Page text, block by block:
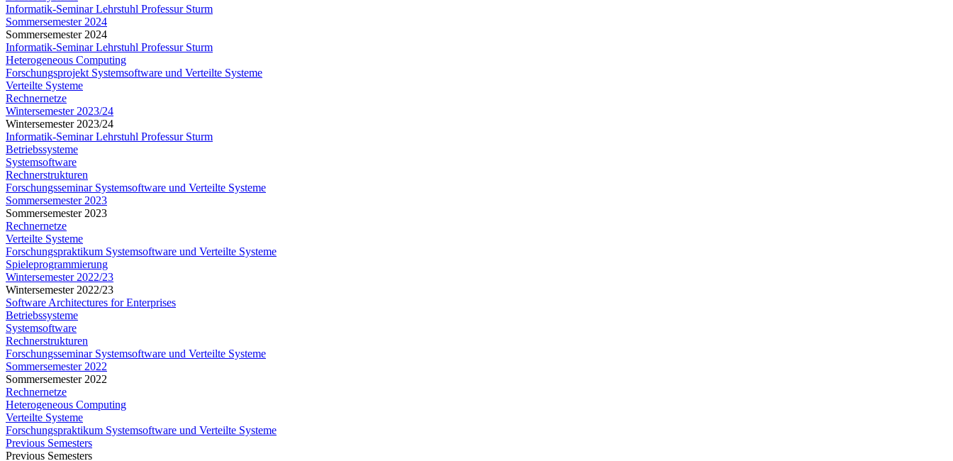
Informatik-Seminar Lehrstuhl Professur Sturm
Sommersemester 2024
Sommersemester 2024
Informatik-Seminar Lehrstuhl Professur Sturm
Heterogeneous Computing
Forschungsprojekt Systemsoftware und Verteilte Systeme
Verteilte Systeme
Rechnernetze
Wintersemester 2023/24
Wintersemester 2023/24
Informatik-Seminar Lehrstuhl Professur Sturm
Betriebssysteme
Systemsoftware
Rechnerstrukturen
Forschungsseminar Systemsoftware und Verteilte Systeme
Sommersemester 2023
Sommersemester 2023
Rechnernetze
Verteilte Systeme
Forschungspraktikum Systemsoftware und Verteilte Systeme
Spieleprogrammierung
Wintersemester 2022/23
Wintersemester 2022/23
Software Architectures for Enterprises
Betriebssysteme
Systemsoftware
Rechnerstrukturen
Forschungsseminar Systemsoftware und Verteilte Systeme
Sommersemester 2022
Sommersemester 2022
Rechnernetze
Heterogeneous Computing
Verteilte Systeme
Forschungspraktikum Systemsoftware und Verteilte Systeme
Previous Semesters
Previous Semesters